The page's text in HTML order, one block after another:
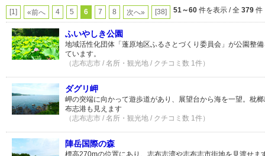
[1] «前へ 4 5 6 7 8 次へ» [38] 51～60 件を表示 / 全 379 件
ふいやしき公園
地域活性化団体「蓬原地区ふるさとづくり委員会」が公園整
ています。
（志布志市 / 名所・観光地 / クチコミ数 1件）
ダグリ岬
岬の突端に向かって遊歩道があり、展望台から海を一望。枇
布志港も見えます
（志布志市 / 名所・観光地 / クチコミ数 1件）
陣岳国際の森
標高270mの位置にあり、志布志湾や志布志市街地を見渡せま